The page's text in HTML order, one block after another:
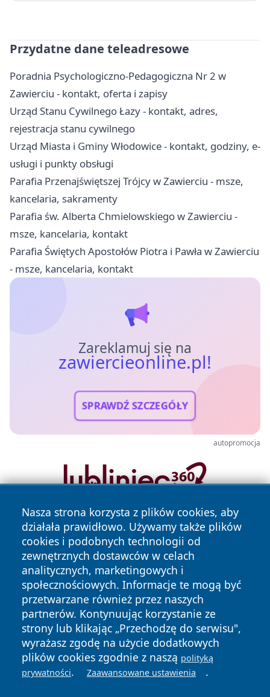
Przydatne dane teleadresowe
Poradnia Psychologiczno-Pedagogiczna Nr 2 w
Zawierciu - kontakt, oferta i zapisy
Urząd Stanu Cywilnego Łazy - kontakt, adres,
rejestracja stanu cywilnego
Urząd Miasta i Gminy Włodowice - kontakt, godziny, e-
usługi i punkty obsługi
Parafia Przenajświętszej Trójcy w Zawierciu - msze,
kancelaria, sakramenty
Parafia św. Alberta Chmielowskiego w Zawierciu -
msze, kancelaria, kontakt
Parafia Świętych Apostołów Piotra i Pawła w Zawierciu
- msze, kancelaria, kontakt
Zareklamuj się na
zawiercieonline.pl!
SPRAWDŹ SZCZEGÓŁY
autopromocja
Nasza strona korzysta z plików cookies, aby
działała prawidłowo. Używamy także plików
cookies i podobnych technologii od
zewnętrznych dostawców w celach
analitycznych, marketingowych i
społecznościowych. Informacje te mogą być
przetwarzane również przez naszych
partnerów. Kontynuując korzystanie ze
strony lub klikając „Przechodzę do serwisu",
wyrażasz zgodę na użycie dodatkowych
plików cookies zgodnie z naszą polityką
prywatności. Zaawansowane ustawienia .
Copyright © 2026 zawiercieonline.pl Wszystkie prawa
zastrzeżone.
News Autorzy
Polityka
Prywatności
Polityka
Cookies